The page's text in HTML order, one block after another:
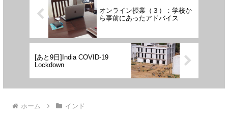
オンライン授業（３）：学校か
ら事前にあったアドバイス
[あと9日]India COVID-19
Lockdown
ホーム インド